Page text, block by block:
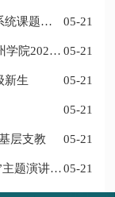
05-21
05-21
新生 05-21
05-21
层支教 05-21
05-21